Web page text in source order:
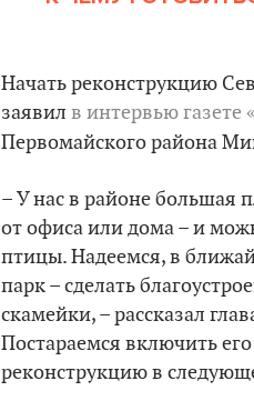
Начать реконструкцию
заявил в интервью газете
Первомайского района
– У нас в районе большая
от офиса или дома – и
птицы. Надеемся, в
парк – сделать
скамейки, – рассказал
Постараемся включить
реконструкцию в